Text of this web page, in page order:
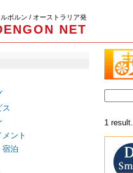
ルボルン / オーストラリア発
NET
ス
ント
宿泊
1 result.